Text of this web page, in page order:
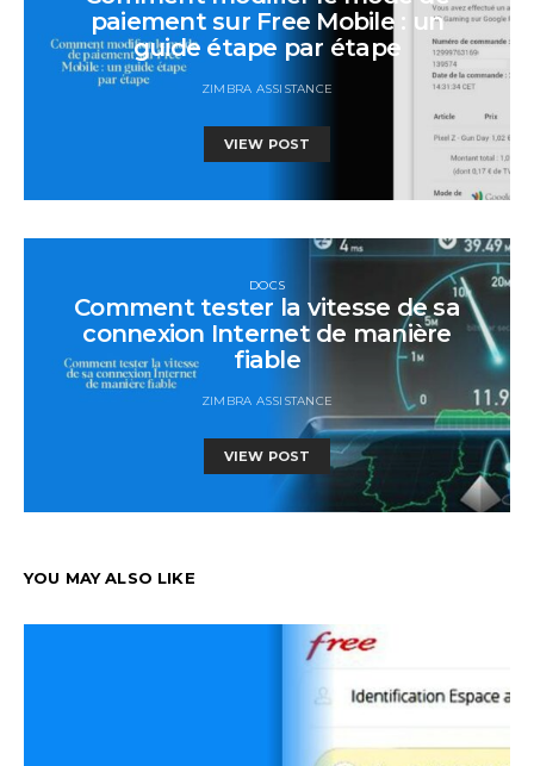
paiement sur Free Mobile : un
guide étape par étape
ZIMBRA ASSISTANCE
VIEW POST
DOCS
Comment tester la vitesse de sa
connexion Internet de manière
fiable
ZIMBRA ASSISTANCE
VIEW POST
YOU MAY ALSO LIKE